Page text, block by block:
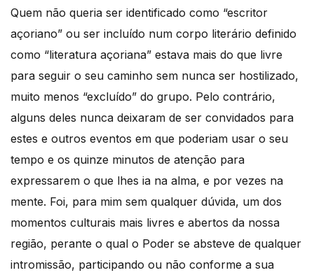
Quem não queria ser identificado como “escritor
açoriano” ou ser incluído num corpo literário definido
como “literatura açoriana” estava mais do que livre
para seguir o seu caminho sem nunca ser hostilizado,
muito menos “excluído” do grupo. Pelo contrário,
alguns deles nunca deixaram de ser convidados para
estes e outros eventos em que poderiam usar o seu
tempo e os quinze minutos de atenção para
expressarem o que lhes ia na alma, e por vezes na
mente. Foi, para mim sem qualquer dúvida, um dos
momentos culturais mais livres e abertos da nossa
região, perante o qual o Poder se absteve de qualquer
intromissão, participando ou não conforme a sua